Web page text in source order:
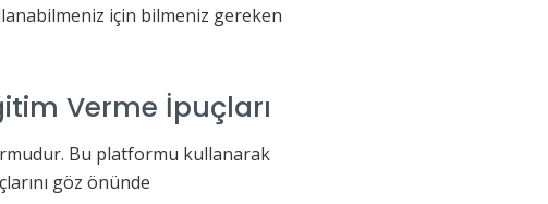
için bilmeniz gereken
Verme İpuçları
Bu platformu kullanarak
göz önünde